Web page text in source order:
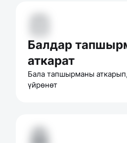
Балдар
аткарат
Бала тапшырманы
үйрөнөт